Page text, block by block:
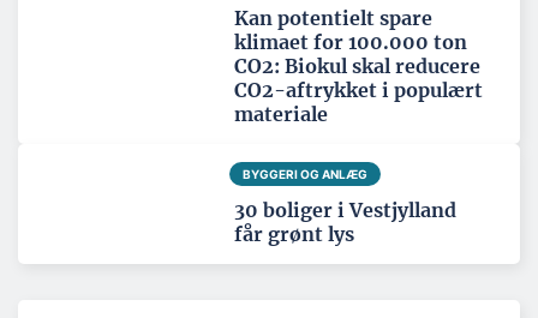
Kan potentielt spare
klimaet for 100.000 ton
CO2: Biokul skal reducere
CO2-aftrykket i populært
materiale
BYGGERI OG ANLÆG
30 boliger i Vestjylland
får grønt lys